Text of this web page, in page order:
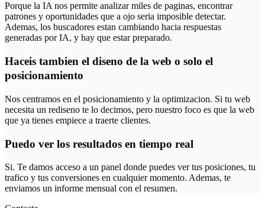
Porque la IA nos permite analizar miles de paginas, encontrar
patrones y oportunidades que a ojo seria imposible detectar.
Ademas, los buscadores estan cambiando hacia respuestas
generadas por IA, y hay que estar preparado.
Haceis tambien el diseno de la web o solo el
posicionamiento
Nos centramos en el posicionamiento y la optimizacion. Si tu web
necesita un rediseno te lo decimos, pero nuestro foco es que la web
que ya tienes empiece a traerte clientes.
Puedo ver los resultados en tiempo real
Si. Te damos acceso a un panel donde puedes ver tus posiciones, tu
trafico y tus conversiones en cualquier momento. Ademas, te
enviamos un informe mensual con el resumen.